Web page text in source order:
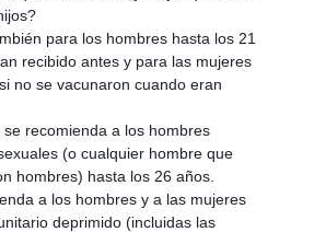
para los hombres hasta los 21
recibido antes y para las mujeres
no se vacunaron cuando eran
recomienda a los hombres
(o cualquier hombre que
hombres) hasta los 26 años.
a los hombres y a las mujeres
deprimido (incluidas las